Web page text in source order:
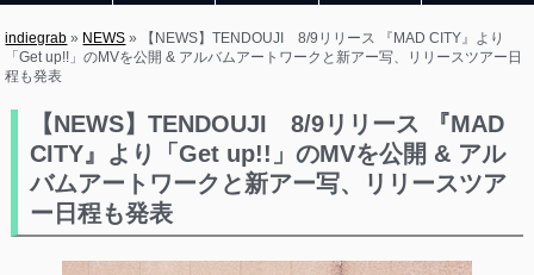
indiegrab » NEWS »
【NEWS】TENDOUJI 8/9リリース 『MAD CITY』より
「Get up!!」のMVを公開 & アルバムアートワークと新アー写、リリースツアー日
程も発表
【NEWS】TENDOUJI 8/9リリース 『MAD
CITY』より「Get up!!」のMVを公開 & アル
バムアートワークと新アー写、リリースツア
ー日程も発表